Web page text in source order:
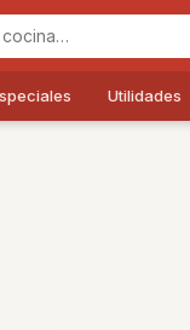
Utilidades